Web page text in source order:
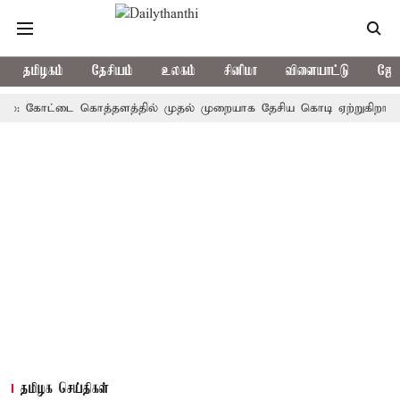
தமிழகம் தேசியம் உலகம் சினிமா விளையாட்டு
கொத்தளத்தில் முதல் முறையாக தேசிய கொடி ஏற்றுகிறார்,
தமிழக செய்திகள்